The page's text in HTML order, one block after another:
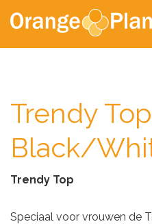
Trendy Top
Black/
Trendy Top
Speciaal voor vrouwen de